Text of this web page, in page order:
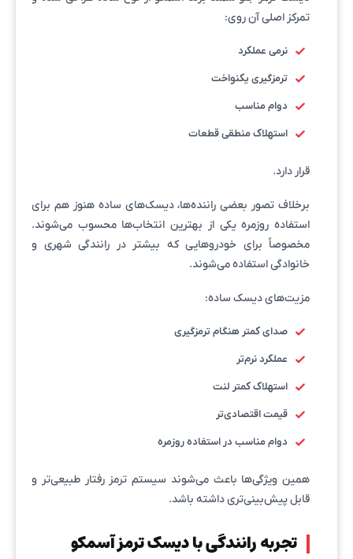
تمرکز اصلی آن روی:
نرمی عملکرد
ترمزگیری یکنواخت
دوام مناسب
استهلاک منطقی قطعات
قرار دارد.
برخلاف تصور بعضی راننده‌ها، دیسک‌های ساده هنوز هم برای
استفاده روزمره یکی از بهترین انتخاب‌ها محسوب می‌شوند.
مخصوصاً برای خودروهایی که بیشتر در رانندگی شهری و
خانوادگی استفاده می‌شوند.
مزیت‌های دیسک ساده:
صدای کمتر هنگام ترمزگیری
عملکرد نرم‌تر
استهلاک کمتر لنت
قیمت اقتصادی‌تر
دوام مناسب در استفاده روزمره
همین ویژگی‌ها باعث می‌شوند سیستم ترمز رفتار طبیعی‌تر و
قابل پیش‌بینی‌تری داشته باشد.
تجربه رانندگی با دیسک ترمز آسمکو